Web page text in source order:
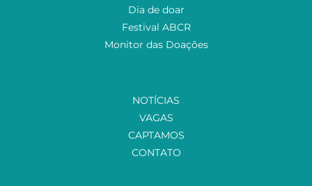
Dia de doar
Festival ABCR
Monitor das Doações
NOTÍCIAS
VAGAS
CAPTAMOS
CONTATO